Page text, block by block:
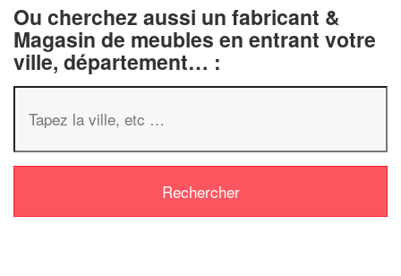
Ou cherchez aussi un fabricant &
Magasin de meubles en entrant votre
ville, département… :